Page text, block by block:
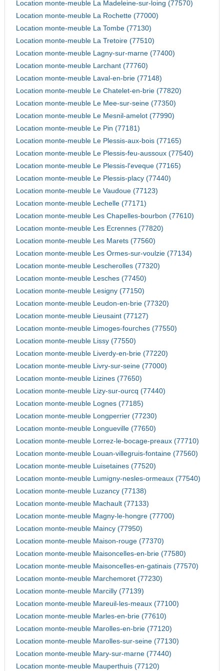
Location monte-meuble La Madeleine-sur-loing (77570)
Location monte-meuble La Rochette (77000)
Location monte-meuble La Tombe (77130)
Location monte-meuble La Tretoire (77510)
Location monte-meuble Lagny-sur-marne (77400)
Location monte-meuble Larchant (77760)
Location monte-meuble Laval-en-brie (77148)
Location monte-meuble Le Chatelet-en-brie (77820)
Location monte-meuble Le Mee-sur-seine (77350)
Location monte-meuble Le Mesnil-amelot (77990)
Location monte-meuble Le Pin (77181)
Location monte-meuble Le Plessis-aux-bois (77165)
Location monte-meuble Le Plessis-feu-aussoux (77540)
Location monte-meuble Le Plessis-l'eveque (77165)
Location monte-meuble Le Plessis-placy (77440)
Location monte-meuble Le Vaudoue (77123)
Location monte-meuble Lechelle (77171)
Location monte-meuble Les Chapelles-bourbon (77610)
Location monte-meuble Les Ecrennes (77820)
Location monte-meuble Les Marets (77560)
Location monte-meuble Les Ormes-sur-voulzie (77134)
Location monte-meuble Lescherolles (77320)
Location monte-meuble Lesches (77450)
Location monte-meuble Lesigny (77150)
Location monte-meuble Leudon-en-brie (77320)
Location monte-meuble Lieusaint (77127)
Location monte-meuble Limoges-fourches (77550)
Location monte-meuble Lissy (77550)
Location monte-meuble Liverdy-en-brie (77220)
Location monte-meuble Livry-sur-seine (77000)
Location monte-meuble Lizines (77650)
Location monte-meuble Lizy-sur-ourcq (77440)
Location monte-meuble Lognes (77185)
Location monte-meuble Longperrier (77230)
Location monte-meuble Longueville (77650)
Location monte-meuble Lorrez-le-bocage-preaux (77710)
Location monte-meuble Louan-villegruis-fontaine (77560)
Location monte-meuble Luisetaines (77520)
Location monte-meuble Lumigny-nesles-ormeaux (77540)
Location monte-meuble Luzancy (77138)
Location monte-meuble Machault (77133)
Location monte-meuble Magny-le-hongre (77700)
Location monte-meuble Maincy (77950)
Location monte-meuble Maison-rouge (77370)
Location monte-meuble Maisoncelles-en-brie (77580)
Location monte-meuble Maisoncelles-en-gatinais (77570)
Location monte-meuble Marchemoret (77230)
Location monte-meuble Marcilly (77139)
Location monte-meuble Mareuil-les-meaux (77100)
Location monte-meuble Marles-en-brie (77610)
Location monte-meuble Marolles-en-brie (77120)
Location monte-meuble Marolles-sur-seine (77130)
Location monte-meuble Mary-sur-marne (77440)
Location monte-meuble Mauperthuis (77120)